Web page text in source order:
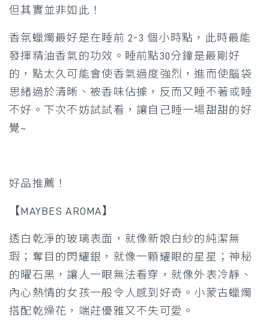
但其實並非如此！
香氛蠟燭最好是在睡前 2-3 個小時點，此時最能
發揮精油香氣的功效。睡前點30分鐘是最剛好
的，點太久可能會使香氣過度強烈，進而使腦袋
思緒過於清晰、被香味佔據，反而又睡不著或睡
不好。下次不妨試試看，讓自己睡一場甜甜的好
覺~
好品推薦！
【MAYBES AROMA】
透白乾淨的玻璃表面，就像新娘白紗的純潔無
瑕；奪目的閃耀銀，就像一顆耀眼的星星；神秘
的曜石黑，讓人一眼無法看穿，就像外表冷靜、
內心熱情的女孩一般令人感到好奇。小蒙古蠟燭
搭配乾燥花，端莊優雅又不失可愛。